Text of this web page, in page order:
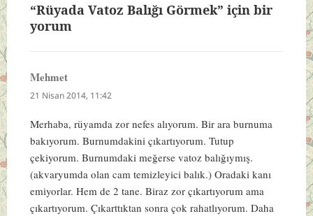
“Rüyada Vatoz Balığı Görmek” için bir
yorum
Mehmetdedi
ki:
21 Nisan 2014, 11:42
Merhaba, rüyamda zor nefes alıyorum. Bir ara burnuma
bakıyorum. Burnumdakini çıkartıyorum. Tutup
çekiyorum. Burnumdaki meğerse vatoz balığıymış.
(akvaryumda olan cam temizleyici balık.) Oradaki kanı
emiyorlar. Hem de 2 tane. Biraz zor çıkartıyorum ama
çıkartıyorum. Çıkarttıktan sonra çok rahatlıyorum. Daha